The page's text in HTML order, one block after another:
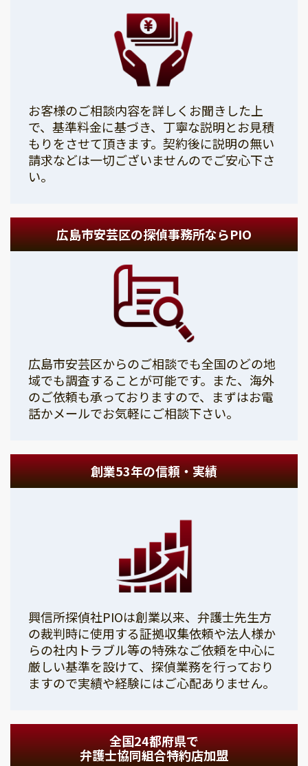
お客様のご相談内容を詳しくお聞きした上
で、基準料金に基づき、丁寧な説明とお見積
もりをさせて頂きます。契約後に説明の無い
請求などは一切ございませんのでご安心下さ
い。
広島市安芸区の探偵事務所ならPIO
広島市安芸区からのご相談でも全国のどの地
域でも調査することが可能です。また、海外
のご依頼も承っておりますので、まずはお電
話かメールでお気軽にご相談下さい。
創業53年の信頼・実績
興信所探偵社PIOは創業以来、弁護士先生方
の裁判時に使用する証拠収集依頼や法人様か
らの社内トラブル等の特殊なご依頼を中心に
厳しい基準を設けて、探偵業務を行っており
ますので実績や経験にはご心配ありません。
全国24都府県で
弁護士協同組合特約店加盟